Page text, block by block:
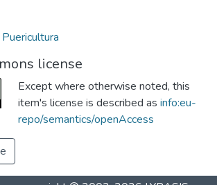
license
Except where otherwise noted, this
item's license is described as info:eu-
repo/semantics/openAccess